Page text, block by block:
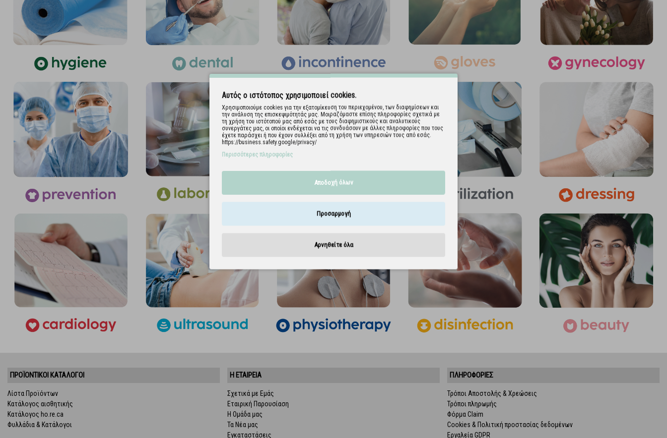
ΠΡΟΪΌΝΤΙΚΟΊ ΚΑΤΆΛΟΓΟΙ
Λίστα Προϊόντων
Κατάλογος αισθητικής
Κατάλογος ho.re.ca
Φυλλάδια & Κατάλογοι
Η ΕΤΑΙΡΕΙΑ
Σχετικά με Εμάς
Εταιρική Παρουσίαση
Η Ομάδα μας
Τα Νέα μας
Εγκαταστάσεις
ΠΛΗΡΟΦΟΡΙΕΣ
Τρόποι Αποστολής & Χρεώσεις
Τρόποι πληρωμής
Φόρμα Claim
Cookies & Πολιτική προστασίας δεδομένων
Εργαλεία GDPR
Αυτός ο ιστότοπος χρησιμοποιεί cookies.
Χρησιμοποιούμε cookies για την εξατομίκευση του περιεχομένου, των διαφημίσεων και
την ανάλυση της επισκεψιμότητάς μας. Μοιραζόμαστε επίσης πληροφορίες σχετικά με
τη χρήση του ιστότοπού μας από εσάς με τους διαφημιστικούς και αναλυτικούς
συνεργάτες μας, οι οποίοι ενδέχεται να τις συνδυάσουν με άλλες πληροφορίες που τους
έχετε παράσχει ή που έχουν συλλέξει από τη χρήση των υπηρεσιών τους από εσάς.
https://business.safety.google/privacy/
Περισσότερες πληροφορίες
Αποδοχή όλων
Προσαρμογή
Αρνηθείτε όλα